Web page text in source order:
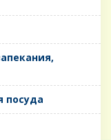
посуда